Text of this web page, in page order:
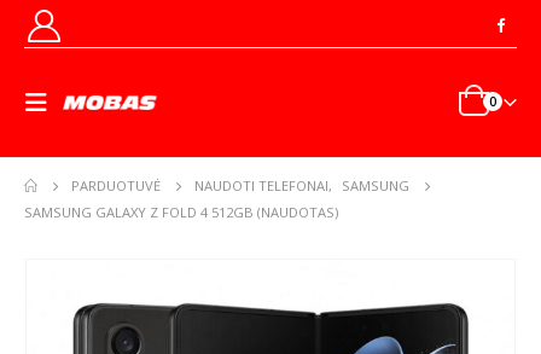
0
PARDUOTUVĖ NAUDOTI TELEFONAI,
SAMSUNG
SAMSUNG GALAXY Z FOLD 4 512GB (NAUDOTAS)